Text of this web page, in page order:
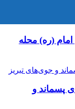
(ره) محله
پسماند و